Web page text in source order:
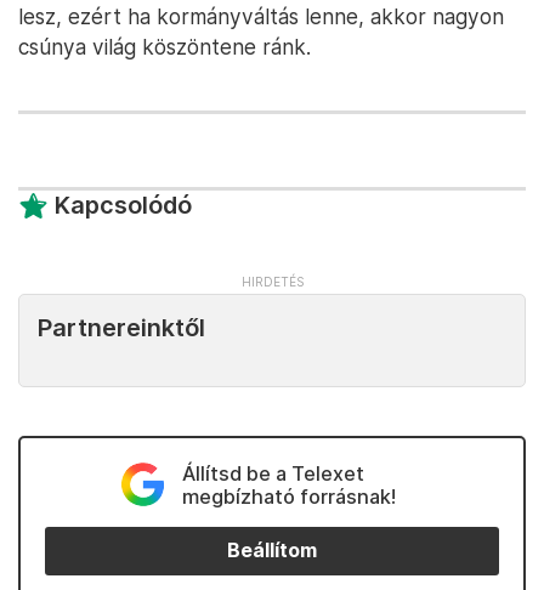
lesz, ezért ha kormányváltás lenne, akkor nagyon
csúnya világ köszöntene ránk.
Kapcsolódó
Partnereinktől
Állítsd be a Telexet
megbízható forrásnak!
Beállítom